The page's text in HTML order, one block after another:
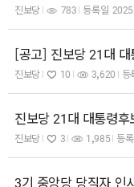
진보당 783 등록일
진보당 10 3,620 등
진보당 21대 대통령
진보당 3 1,985 등
3기 중앙당 당직자 인